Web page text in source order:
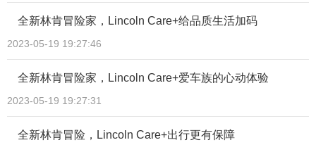
全新林肯冒险家，Lincoln Care+给品质生活加码
2023-05-19 19:27:46
全新林肯冒险家，Lincoln Care+爱车族的心动体验
2023-05-19 19:27:31
全新林肯冒险，Lincoln Care+出行更有保障